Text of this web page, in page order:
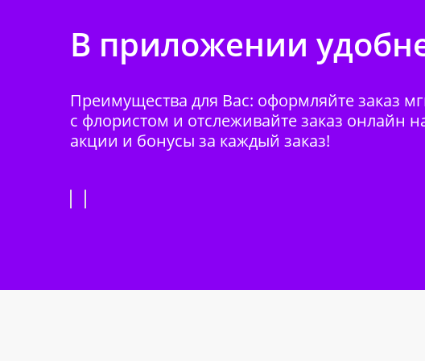
В приложении
Преимущества для Вас: оформляйте заказ
с флористом и отслеживайте заказ онлайн
акции и бонусы за каждый заказ!